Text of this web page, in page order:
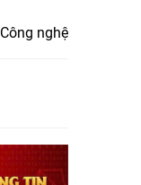
Công nghệ